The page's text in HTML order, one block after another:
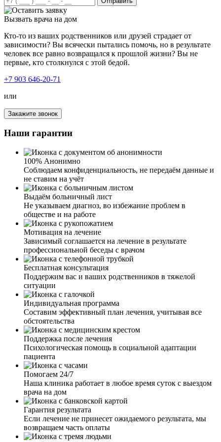
Зайдя в квартиру, ужаснулась. На их мрачный вид было
страшно смотреть. Ушла в другую комнату и начала
сайт, чем-то он меня привлек. Позвонила, описала
ситуацию. Ответила на заданные вопросы. Врач
приехал быстро с небольшим ожиданием. Сначала
провел короткую беседу с родителями и сделал
методы кодирования на будущее и о лечении
рассчитывала, что отдам больше. Очень довольна
вашими услугами. Огромная благодарность вашим
специалистам!
трехдневный запой, чувствую, что сам не выдержал бы.
выводили из запоя. Взял ваш номер и позвонил. Очень
приветливая девушка задала мне вопросы про возраст,
про хронические заболевания, аллергии и так далее.
Озвучила сумму за услуги. Приехал врач, осмотрел,
сделал ЭКГ, померил давление, согласовав со мной
препараты, поставил капельницу. Очень доволен
работой и результатом. Быстро, четко и по делу.
Спасибо команде ваших врачей! Вывели меня из запоя.
Состояние было такое, что и водка уже не лезла, и
остановиться не мог. Выпив очередную рюмку, решил
все-таки действовать. Не зря! Врач, который ко мне
приехал, грамотно и быстро провел процедуру,
установил капельницу, дал все необходимые
рекомендации. Хочу выразить огромную благодарность
за вашу внимательность, профессионализм, терпение и
работу, которую вы выполняете.
Мой муж ушёл в запой на несколько недель. Я
обратилась к вам, так как он не хотел выходить из запоя.
Мне дали четкие рекомендации по поведению с ним. И
через пару дней, благодаря вашим рекомендациям, я
смогла настоять и уговорить мужа о выводе из запоя.
Приехал врач, установил капельницу, провел беседу с
Вызвать врача на дом
Кто-то из ваших родственников или друзей страдает от
зависимости? Вы всячески пытались помочь, но в результате
человек все равно возвращался к прошлой жизни? Вы не
первые, кто столкнулся с этой бедой.
+7 903 646-20-71
или
Закажите звонок
Наши гарантии
100% Анонимно
Соблюдаем конфиденциальность, не передаём данные и
не ставим на учёт
Выдаём больничный лист
Не указываем диагноз, во избежание проблем в
обществе и на работе
Мотивация на лечение
Зависимый соглашается на лечение в результате
профессиональной беседы с врачом
Бесплатная консультация
Поддержим вас и ваших родственников в тяжелой
ситуации
Индивидуальная программа
Составим эффективный план лечения, учитывая все
обстоятельства
Поддержка после лечения
Психологическая помощь в социальной адаптации
пациента
Помогаем 24/7
Наша клиника работает в любое время суток с выездом
врача на дом
Гарантия результата
Если лечение не принесет ожидаемого результата, мы
возвращаем часть оплаты